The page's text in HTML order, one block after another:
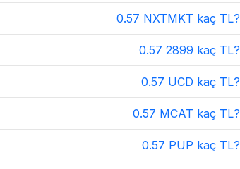
0.57 NXTMKT kaç TL?
0.57 2899 kaç TL?
0.57 UCD kaç TL?
0.57 MCAT kaç TL?
0.57 PUP kaç TL?